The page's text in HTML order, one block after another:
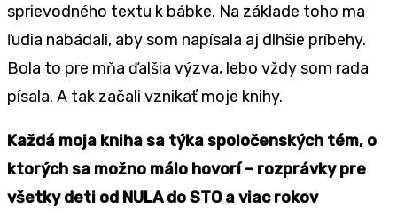
sprievodného textu k bábke. Na základe toho ma
ľudia nabádali, aby som napísala aj dlhšie príbehy.
Bola to pre mňa ďalšia výzva, lebo vždy som rada
písala. A tak začali vznikať moje knihy.
Každá moja kniha sa týka spoločenských tém, o
ktorých sa možno málo hovorí – rozprávky pre
všetky deti od NULA do STO a viac rokov